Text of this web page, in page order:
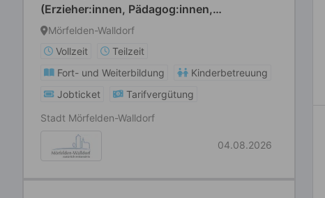
(Erzieher:innen, Pädagog:innen,
Heilerziehungspfleger:innen, Grund- und
Mörfelden-Walldorf
Vollzeit
Teilzeit
Fort- und Weiterbildung
Kinderbetreuung
Jobticket
Tarifvergütung
Stadt Mörfelden-Walldorf
04.08.2026